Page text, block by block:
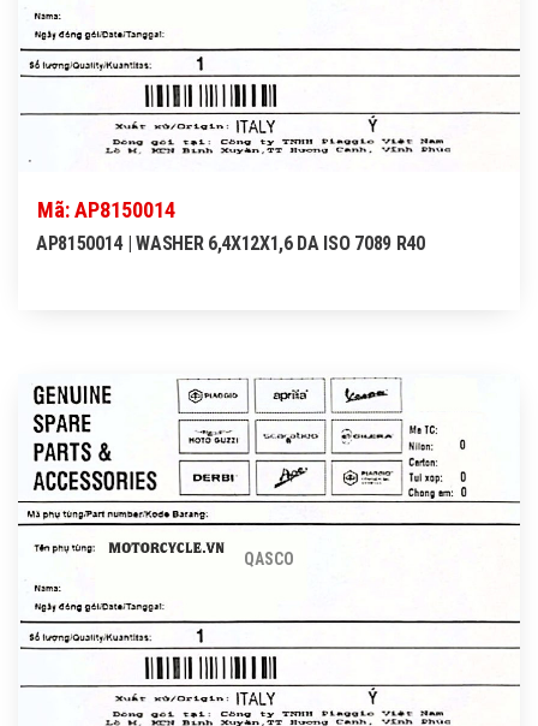
Mã: AP8150014
AP8150014 | WASHER 6,4X12X1,6 DA ISO 7089 R40
QASCO